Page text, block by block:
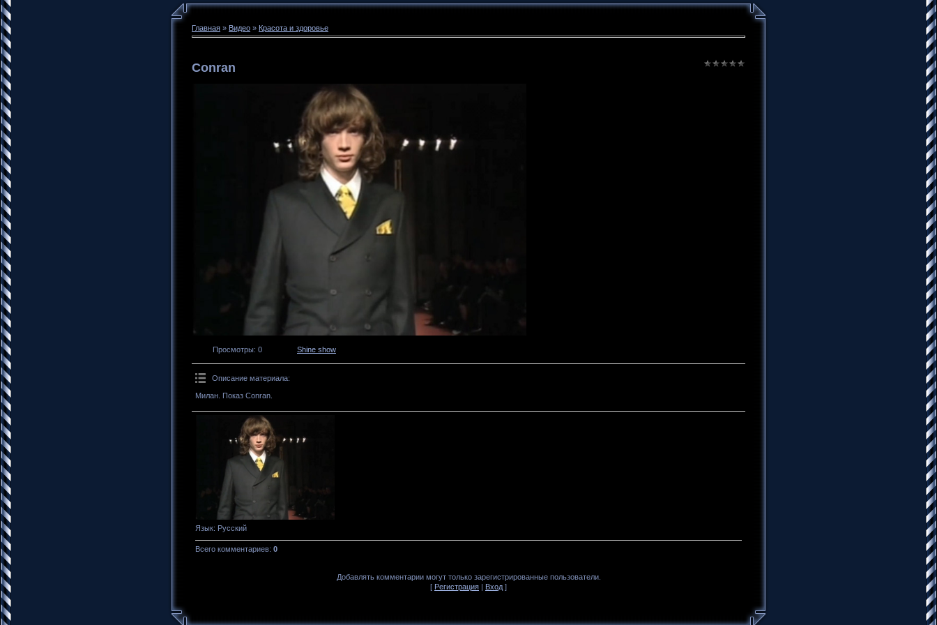
Главная » Видео » Красота и здоровье
Conran
Просмотры: 0 Shine show
Описание материала:
Милан. Показ Conran.
Язык: Русский
Всего комментариев: 0
Добавлять комментарии могут только зарегистрированные пользователи.
[ Регистрация Вход ]